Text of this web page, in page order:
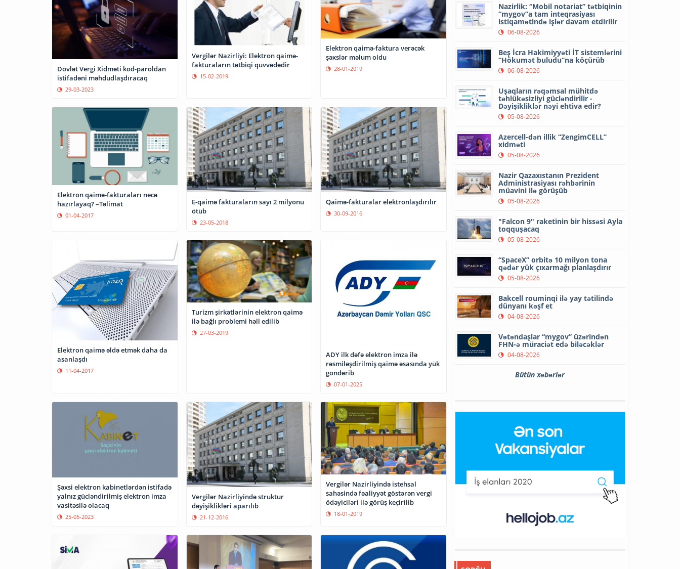
Dövlət Vergi Xidməti kod-paroldan
istifadəni məhdudlaşdıracaq
29-03-2023
Vergilər Nazirliyi: Elektron qaimə-
fakturaların tətbiqi qüvvədədir
15-02-2019
Elektron qaimə-faktura verəcək
şəxslər məlum oldu
28-01-2019
Elektron qaimə-fakturaları necə
hazırlayaq? –Təlimat
01-04-2017
E-qaimə fakturaların sayı 2 milyonu
ötüb
23-05-2018
Qaimə-fakturalar elektronlaşdırılır
30-09-2016
Elektron qaimə əldə etmək daha da
asanlaşdı
11-04-2017
Turizm şirkətlərinin elektron qaimə
ilə bağlı problemi həll edilib
27-03-2019
ADY ilk dəfə elektron imza ilə
rəsmiləşdirilmiş qaimə əsasında yük
göndərib
07-01-2025
Şəxsi elektron kabinetlərdən istifadə
yalnız gücləndirilmiş elektron imza
vasitəsilə olacaq
25-05-2023
Vergilər Nazirliyində struktur
dəyişiklikləri aparılıb
21-12-2016
Vergilər Nazirliyində istehsal
sahəsində fəaliyyət göstərən vergi
ödəyiciləri ilə görüş keçirilib
18-01-2019
Nazirlik: “Mobil notariat” tətbiqinin
“mygov”a tam inteqrasiyası
istiqamətində işlər davam etdirilir
06-08-2026
Beş İcra Hakimiyyəti İT sistemlərini
“Hökumət buludu”na köçürüb
06-08-2026
Uşaqların rəqəmsal mühitdə
təhlükəsizliyi gücləndirilir -
Dəyişikliklər nəyi ehtiva edir?
05-08-2026
Azercell-dən illik “ZengimCELL”
xidməti
05-08-2026
Nazir Qazaxıstanın Prezident
Administrasiyası rəhbərinin
müavini ilə görüşüb
05-08-2026
"Falcon 9" raketinin bir hissəsi Ayla
toqquşacaq
05-08-2026
“SpaceX” orbitə 10 milyon tona
qədər yük çıxarmağı planlaşdırır
05-08-2026
Bakcell rouminqi ilə yay tətilində
dünyanı kəşf et
04-08-2026
Vətəndaşlar “mygov” üzərindən
FHN-ə müraciət edə biləcəklər
04-08-2026
Bütün xəbərlər